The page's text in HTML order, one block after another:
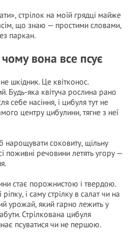
стрілок на моїй грядці майже
що знаю — простими словами,
паркан.
вона все псує
шкідник. Це квітконос.
Будь-яка квітуча рослина рано
себе насіння, і цибуля тут не
центру цибулини, тягне з неї
нарощувати соковиту, щільну
поживні речовини летять угору —
стає порожнистою і твердою.
і саму стрілку в салат чи на
урожай, який гарно лежить у
Стрілкована цибуля
псуватися чи не першою.